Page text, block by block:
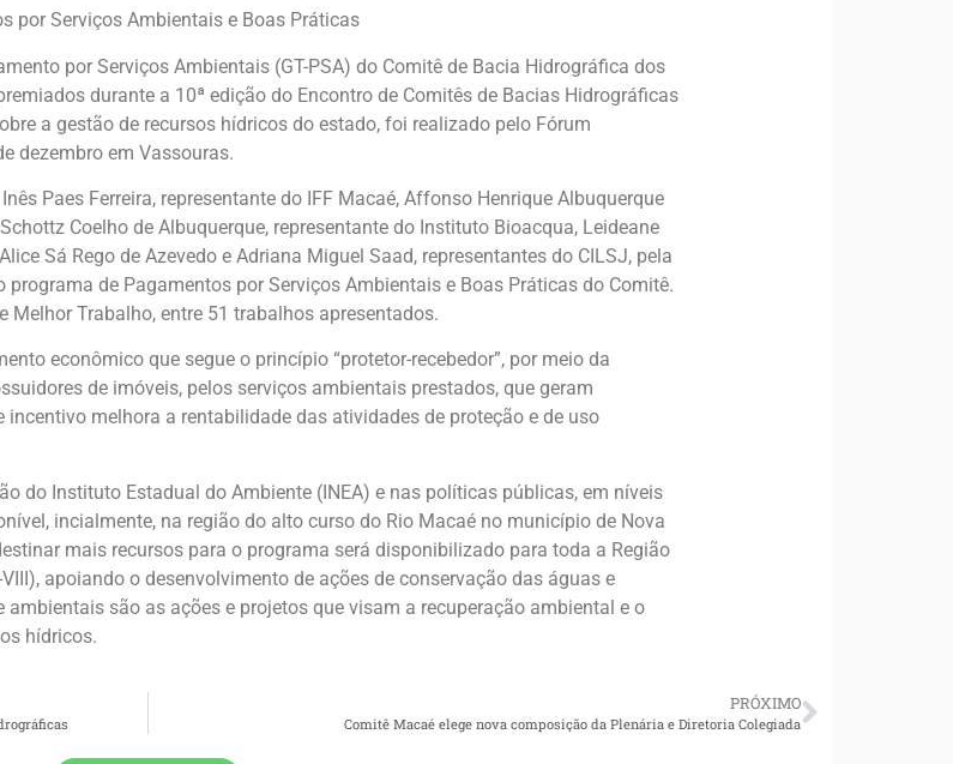
por Serviços Ambientais e Boas Práticas
por Serviços Ambientais (GT-PSA) do Comitê de Bacia Hidrográfica dos
durante a 10ª edição do Encontro de Comitês de Bacias Hidrográficas
a gestão de recursos hídricos do estado, foi realizado pelo Fórum
dezembro em Vassouras.
Paes Ferreira, representante do IFF Macaé, Affonso Henrique Albuquerque
Coelho de Albuquerque, representante do Instituto Bioacqua, Leideane
Sá Rego de Azevedo e Adriana Miguel Saad, representantes do CILSJ, pela
de Pagamentos por Serviços Ambientais e Boas Práticas do Comitê.
Trabalho, entre 51 trabalhos apresentados.
econômico que segue o princípio “protetor-recebedor”, por meio da
de imóveis, pelos serviços ambientais prestados, que geram
melhora a rentabilidade das atividades de proteção e de uso
do Instituto Estadual do Ambiente (INEA) e nas políticas públicas, em níveis
incialmente, na região do alto curso do Rio Macaé no município de Nova
mais recursos para o programa será disponibilizado para toda a Região
apoiando o desenvolvimento de ações de conservação das águas e
são as ações e projetos que visam a recuperação ambiental e o
hídricos.
PRÓXIMO
Comitê Macaé elege nova composição da Plenária e Diretoria Colegiada